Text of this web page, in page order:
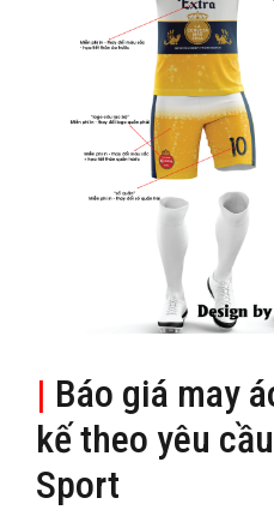
| Báo giá may
kế theo yêu
Sport